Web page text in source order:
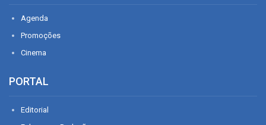
Agenda
Promoções
Cinema
PORTAL
Editorial